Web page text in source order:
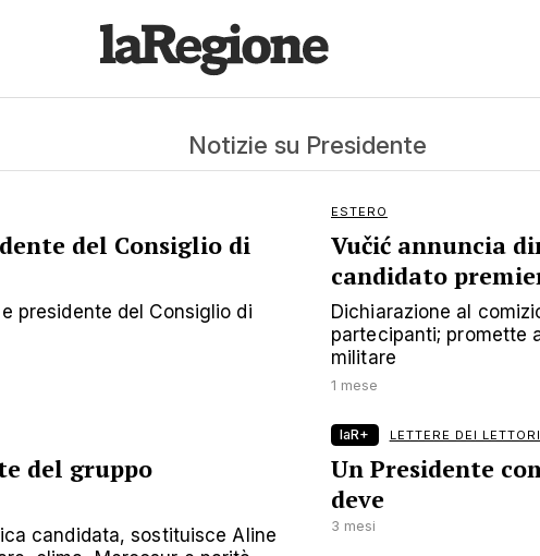
Notizie su Presidente
del Consiglio di
presidente del Consiglio di
ESTERO
Vučić annuncia
candidato
Dichiarazione al
partecipanti; promette
militare
1 mese
del gruppo
candidata, sostituisce Aline
laR+ LETTERE DEI LETTORI
Un Presidente
deve
3 mesi